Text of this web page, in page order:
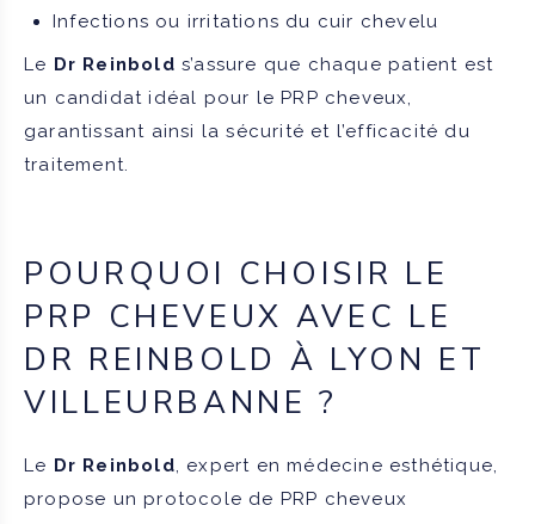
Infections ou irritations du cuir chevelu
Le Dr Reinbold s’assure que chaque patient est
un candidat idéal pour le PRP cheveux,
garantissant ainsi la sécurité et l’efficacité du
traitement.
POURQUOI CHOISIR LE
PRP CHEVEUX AVEC LE
DR REINBOLD À LYON ET
VILLEURBANNE ?
Le Dr Reinbold, expert en médecine esthétique,
propose un protocole de PRP cheveux